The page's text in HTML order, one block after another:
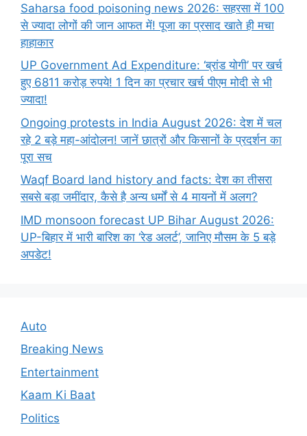
Saharsa food poisoning news 2026: सहरसा में 100
से ज्यादा लोगों की जान आफत में! पूजा का प्रसाद खाते ही मचा
हाहाकार
UP Government Ad Expenditure: ‘ब्रांड योगी’ पर खर्च
हुए 6811 करोड़ रुपये! 1 दिन का प्रचार खर्च पीएम मोदी से भी
ज्यादा!
Ongoing protests in India August 2026: देश में चल
रहे 2 बड़े महा-आंदोलन! जानें छात्रों और किसानों के प्रदर्शन का
पूरा सच
Waqf Board land history and facts: देश का तीसरा
सबसे बड़ा जमींदार, कैसे है अन्य धर्मों से 4 मायनों में अलग?
IMD monsoon forecast UP Bihar August 2026:
UP-बिहार में भारी बारिश का ‘रेड अलर्ट’, जानिए मौसम के 5 बड़े
अपडेट!
Auto
Breaking News
Entertainment
Kaam Ki Baat
Politics